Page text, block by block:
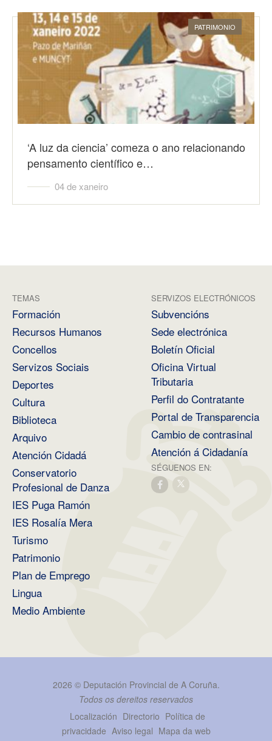
PATRIMONIO
‘A luz da ciencia’ comeza o ano relacionando
pensamento científico e…
04 de xaneiro
TEMAS
Formación
Recursos Humanos
Concellos
Servizos Sociais
Deportes
Cultura
Biblioteca
Arquivo
Atención Cidadá
Conservatorio
Profesional de Danza
IES Puga Ramón
IES Rosalía Mera
Turismo
Patrimonio
Plan de Emprego
Lingua
Medio Ambiente
SERVIZOS ELECTRÓNICOS
Subvencións
Sede electrónica
Boletín Oficial
Oficina Virtual
Tributaria
Perfil do Contratante
Portal de Transparencia
Cambio de contrasinal
Atención á Cidadanía
SÉGUENOS EN:
2026 © Deputación Provincial de A Coruña.
Todos os dereitos reservados
Localización Directorio Política de
privacidade Aviso legal Mapa da web